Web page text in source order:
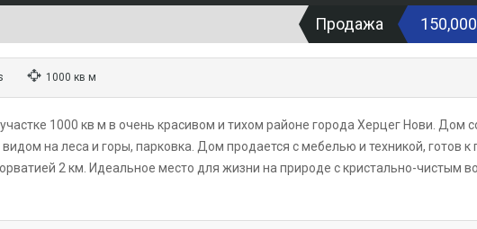
Продажа
1000 кв м
1000 кв м в очень красивом и тихом районе города Херцег Нови. Дом
на леса и горы, парковка. Дом продается с мебелью и техникой, готов
2 км. Идеальное место для жизни на природе с кристально-чистым